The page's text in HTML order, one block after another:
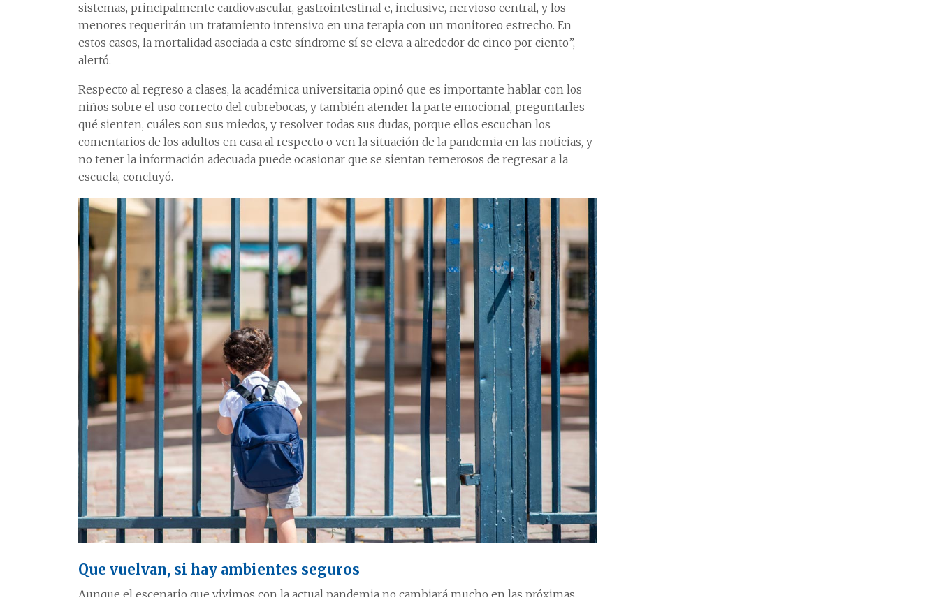
sistemas, principalmente cardiovascular, gastrointestinal e, inclusive, nervioso central, y los
menores requerirán un tratamiento intensivo en una terapia con un monitoreo estrecho. En
estos casos, la mortalidad asociada a este síndrome sí se eleva a alrededor de cinco por ciento”,
alertó.
Respecto al regreso a clases, la académica universitaria opinó que es importante hablar con los
niños sobre el uso correcto del cubrebocas, y también atender la parte emocional, preguntarles
qué sienten, cuáles son sus miedos, y resolver todas sus dudas, porque ellos escuchan los
comentarios de los adultos en casa al respecto o ven la situación de la pandemia en las noticias, y
no tener la información adecuada puede ocasionar que se sientan temerosos de regresar a la
escuela, concluyó.
Que vuelvan, si hay ambientes seguros